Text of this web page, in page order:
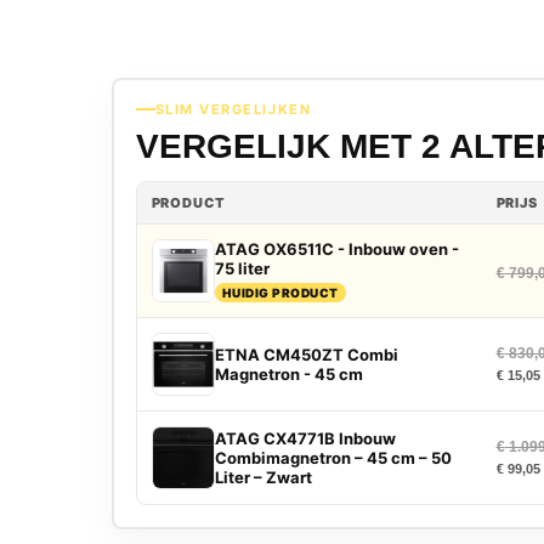
SLIM VERGELIJKEN
VERGELIJK MET 2
PRODUCT PRIJS
ATAG OX6511C - Inbouw oven -
75 liter
HUIDIG PRODUCT
€
ETNA CM450ZT Combi
Magnetron - 45 cm
€
€15,05
ATAG CX4771B Inbouw
Combimagnetron – 45 cm – 50
Liter – Zwart
€
€99,05